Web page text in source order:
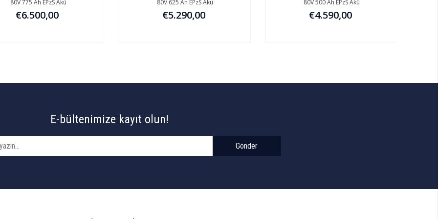
80V 775 Ah EPzS Akü
€6.500,00
80V 625 Ah EPzS Akü
€5.290,00
80V 500 Ah EPzS Akü
€4.590,00
E-bültenimize kayıt olun!
Gönder